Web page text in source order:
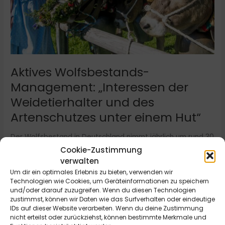
Cookie-Zustimmung
verwalten
Um dir ein optimales Erlebnis zu bieten, verwenden wir
Technologien wie Cookies, um Geräteinformationen zu speichern
und/oder darauf zuzugreifen. Wenn du diesen Technologien
zustimmst, können wir Daten wie das Surfverhalten oder eindeutige
IDs auf dieser Website verarbeiten. Wenn du deine Zustimmung
nicht erteilst oder zurückziehst, können bestimmte Merkmale und
Aktives Wolfsbestands-
Management: „Interessen der
Weidetierhalter und des
Artenschutzes unter einem Hut“
Der Wolfsbestand in Deutschland nimmt jährlich um rund 30
Prozent zu, damit einhergehend steigt die Anzahl der
Angriffe auf Weide- und Haustiere drastisch. „Wir müssen
endlich die Bejagung des Wolfes im Rahmen eines
Bestandsmanagements ermöglichen. Alles andere wirkt
auch dem Ziel des Natur- und insbesondere des
Artenschutzes vielerorts entgegen“, sagt Mechthilde
Wittmann, Bundestagsabgeordnete für Kempten, […]
Artenschutzes
unter
einem
Hut“